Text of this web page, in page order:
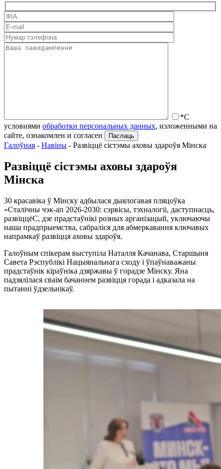
*С
условиями обработки персональных данных, изложенными на
сайте, ознакомлен и согласен
Галоўная - Навіны - Развіццё сістэмы аховы здароўя Мінска
Развіццё сістэмы аховы здароўя
Мінска
30 красавіка ў Мінску адбылася дыялогавая пляцоўка
«Сталічны чэк-ап 2026-2030: сэрвісы, тэхналогіі, даступнасць,
развіццёС, дзе прадстаўнікі розных арганізацый, уключаючы
наша прадпрыемства, сабраліся для абмеркавання ключавых
напрамкаў развіцця аховы здароўя.
Галоўным спікерам выступіла Наталля Качанава, Старшыня
Савета Рэспублікі Нацыянальнага сходу і ўпаўнаважаны
прадстаўнік кіраўніка дзяржавы ў горадзе Мінску. Яна
падзялілася сваім бачаннем развіцця горада і адказала на
пытанні ўдзельнікаў.